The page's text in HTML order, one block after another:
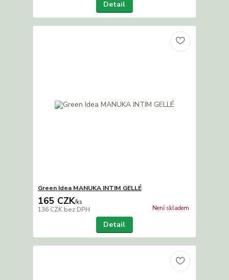
Detail
Green Idea MANUKA INTIM GELLÉ
165 CZK/ks
136 CZK bez DPH Není skladem
Detail